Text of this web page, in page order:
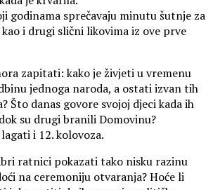
godinama sprečavaju minutu šutnje za
i drugi slični likovima iz ove prve
zapitati: kako je živjeti u vremenu
jednoga naroda, a ostati izvan tih
Što danas govore svojoj djeci kada ih
su drugi branili Domovinu?
i 12. kolovoza.
ratnici pokazati tako nisku razinu
na ceremoniju otvaranja? Hoće li